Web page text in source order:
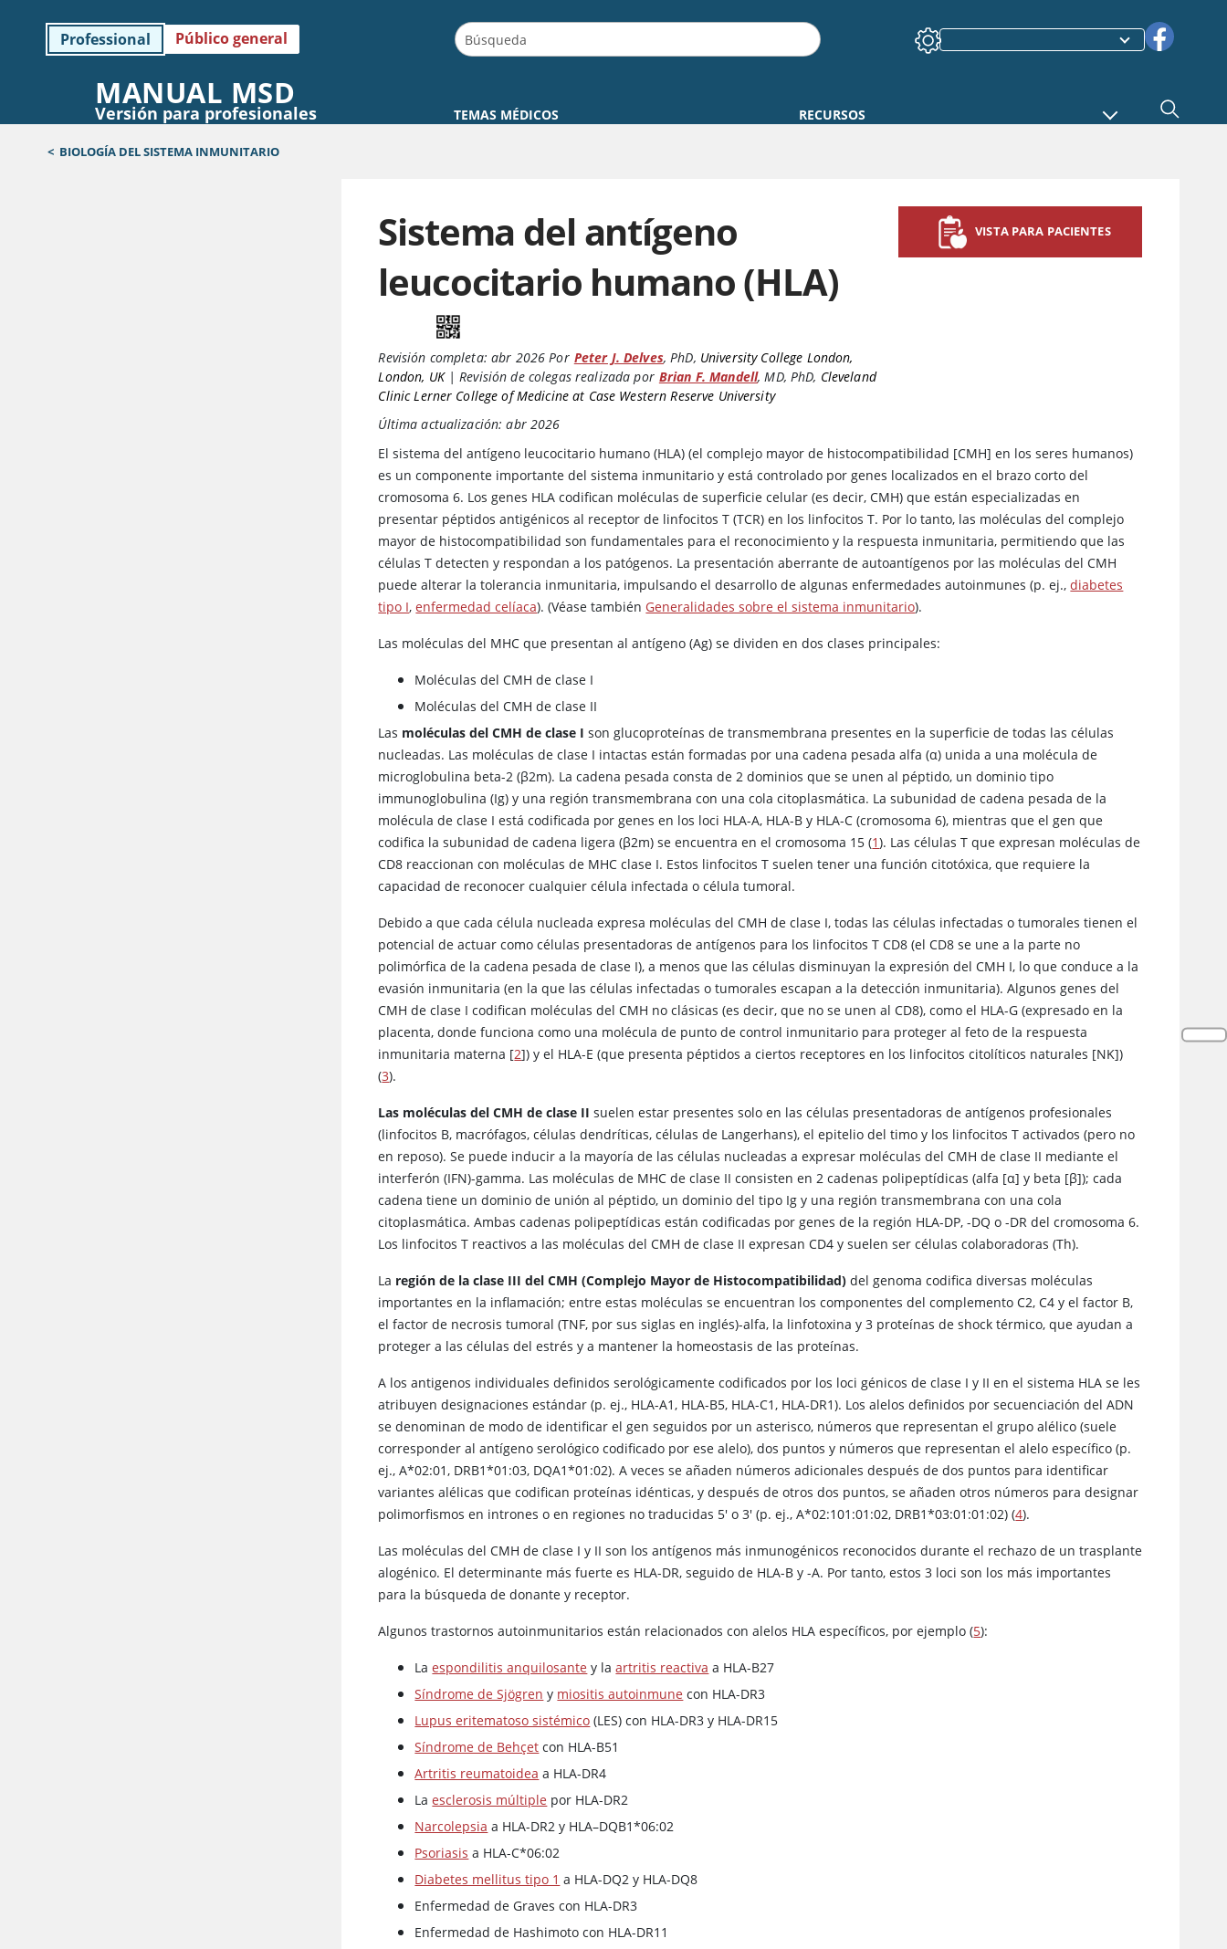
Professional Público general
MANUAL MSD
Versión para profesionales TEMAS MÉDICOS RECURSOS
< BIOLOGÍA DEL SISTEMA INMUNITARIO
Sistema del antígeno
leucocitario humano (HLA)
Revisión completa: abr 2026 Por Peter J. Delves,PhD, University College London,
London, UK|Revisión de colegas realizada por Brian F. Mandell,MD, PhD, Cleveland
Clinic Lerner College of Medicine at Case Western Reserve University
Última actualización: abr 2026
VISTA PARA PACIENTES
El sistema del antígeno leucocitario humano (HLA) (el complejo mayor de histocompatibilidad [CMH] en los seres humanos)
es un componente importante del sistema inmunitario y está controlado por genes localizados en el brazo corto del
cromosoma 6. Los genes HLA codifican moléculas de superficie celular (es decir, CMH) que están especializadas en
presentar péptidos antigénicos al receptor de linfocitos T (TCR) en los linfocitos T. Por lo tanto, las moléculas del complejo
mayor de histocompatibilidad son fundamentales para el reconocimiento y la respuesta inmunitaria, permitiendo que las
células T detecten y respondan a los patógenos. La presentación aberrante de autoantígenos por las moléculas del CMH
puede alterar la tolerancia inmunitaria, impulsando el desarrollo de algunas enfermedades autoinmunes (p. ej.,diabetes
tipo I,enfermedad celíaca). (Véase también Generalidades sobre el sistema inmunitario).
Las moléculas del MHC que presentan al antígeno (Ag) se dividen en dos clases principales:
Moléculas del CMH de clase I
Moléculas del CMH de clase II
Las moléculas del CMH de clase I son glucoproteínas de transmembrana presentes en la superficie de todas las células
nucleadas. Las moléculas de clase I intactas están formadas por una cadena pesada alfa (α) unida a una molécula de
microglobulina beta-2 (β2m). La cadena pesada consta de 2 dominios que se unen al péptido, un dominio tipo
immunoglobulina (Ig) y una región transmembrana con una cola citoplasmática. La subunidad de cadena pesada de la
molécula de clase I está codificada por genes en los loci HLA-A, HLA-B y HLA-C (cromosoma 6), mientras que el gen que
codifica la subunidad de cadena ligera (β2m) se encuentra en el cromosoma 15 (1). Las células T que expresan moléculas de
CD8 reaccionan con moléculas de MHC clase I. Estos linfocitos T suelen tener una función citotóxica, que requiere la
capacidad de reconocer cualquier célula infectada o célula tumoral.
Debido a que cada célula nucleada expresa moléculas del CMH de clase I, todas las células infectadas o tumorales tienen el
potencial de actuar como células presentadoras de antígenos para los linfocitos T CD8 (el CD8 se une a la parte no
polimórfica de la cadena pesada de clase I), a menos que las células disminuyan la expresión del CMH I, lo que conduce a la
evasión inmunitaria (en la que las células infectadas o tumorales escapan a la detección inmunitaria). Algunos genes del
CMH de clase I codifican moléculas del CMH no clásicas (es decir, que no se unen al CD8), como el HLA-G (expresado en la
placenta, donde funciona como una molécula de punto de control inmunitario para proteger al feto de la respuesta
inmunitaria materna [2]) y el HLA-E (que presenta péptidos a ciertos receptores en los linfocitos citolíticos naturales [NK])
(3).
Las moléculas del CMH de clase II suelen estar presentes solo en las células presentadoras de antígenos profesionales
(linfocitos B, macrófagos, células dendríticas, células de Langerhans), el epitelio del timo y los linfocitos T activados (pero no
en reposo). Se puede inducir a la mayoría de las células nucleadas a expresar moléculas del CMH de clase II mediante el
interferón (IFN)-gamma. Las moléculas de MHC de clase II consisten en 2 cadenas polipeptídicas (alfa [α] y beta [β]); cada
cadena tiene un dominio de unión al péptido, un dominio del tipo Ig y una región transmembrana con una cola
citoplasmática. Ambas cadenas polipeptídicas están codificadas por genes de la región HLA-DP, -DQ o -DR del cromosoma 6.
Los linfocitos T reactivos a las moléculas del CMH de clase II expresan CD4 y suelen ser células colaboradoras (Th).
La región de la clase III del CMH (Complejo Mayor de Histocompatibilidad) del genoma codifica diversas moléculas
importantes en la inflamación; entre estas moléculas se encuentran los componentes del complemento C2, C4 y el factor B,
el factor de necrosis tumoral (TNF, por sus siglas en inglés)-alfa, la linfotoxina y 3 proteínas de shock térmico, que ayudan a
proteger a las células del estrés y a mantener la homeostasis de las proteínas.
A los antigenos individuales definidos serológicamente codificados por los loci génicos de clase I y II en el sistema HLA se les
atribuyen designaciones estándar (p. ej., HLA-A1, HLA-B5, HLA-C1, HLA-DR1). Los alelos definidos por secuenciación del ADN
se denominan de modo de identificar el gen seguidos por un asterisco, números que representan el grupo alélico (suele
corresponder al antígeno serológico codificado por ese alelo), dos puntos y números que representan el alelo específico (p.
ej., A*02:01, DRB1*01:03, DQA1*01:02). A veces se añaden números adicionales después de dos puntos para identificar
variantes alélicas que codifican proteínas idénticas, y después de otros dos puntos, se añaden otros números para designar
polimorfismos en intrones o en regiones no traducidas 5' o 3' (p. ej., A*02:101:01:02, DRB1*03:01:01:02) (4).
Las moléculas del CMH de clase I y II son los antígenos más inmunogénicos reconocidos durante el rechazo de un trasplante
alogénico. El determinante más fuerte es HLA-DR, seguido de HLA-B y -A. Por tanto, estos 3 loci son los más importantes
para la búsqueda de donante y receptor.
Algunos trastornos autoinmunitarios están relacionados con alelos HLA específicos, por ejemplo (5):
Laespondilitis anquilosante y laartritis reactiva a HLA-B27
Síndrome de Sjögren y miositis autoinmune con HLA-DR3
Lupus eritematoso sistémico (LES) con HLA-DR3 y HLA-DR15
Síndrome de Behçet con HLA-B51
Artritis reumatoidea a HLA-DR4
Laesclerosis múltiple por HLA-DR2
Narcolepsia a HLA-DR2 y HLA–DQB1*06:02
Psoriasis a HLA-C*06:02
Diabetes mellitus tipo 1 a HLA-DQ2 y HLA-DQ8
Enfermedad de Graves con HLA-DR3
Enfermedad de Hashimoto con HLA-DR11